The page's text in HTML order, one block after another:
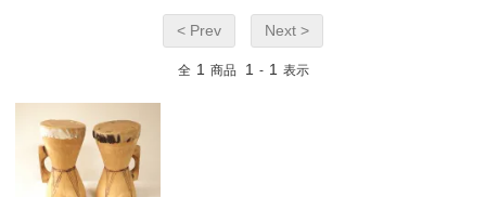
< Prev Next >
全 1 商品 1 - 1 表示